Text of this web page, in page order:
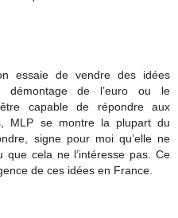
essaie de vendre des idées
démontage de l’euro ou le
capable de répondre aux
MLP se montre la plupart du
signe pour moi qu’elle ne
cela ne l’intéresse pas. Ce
de ces idées en France.